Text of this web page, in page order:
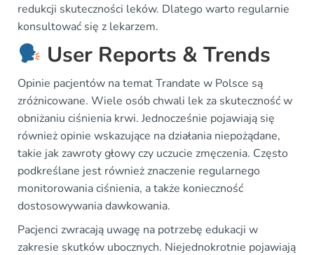
redukcji skuteczności leków. Dlatego warto regularnie
konsultować się z lekarzem.
User Reports & Trends
Opinie pacjentów na temat Trandate w Polsce są
zróżnicowane. Wiele osób chwali lek za skuteczność w
obniżaniu ciśnienia krwi. Jednocześnie pojawiają się
również opinie wskazujące na działania niepożądane,
takie jak zawroty głowy czy uczucie zmęczenia. Często
podkreślane jest również znaczenie regularnego
monitorowania ciśnienia, a także konieczność
dostosowywania dawkowania.
Pacjenci zwracają uwagę na potrzebę edukacji w
zakresie skutków ubocznych. Niejednokrotnie pojawiają